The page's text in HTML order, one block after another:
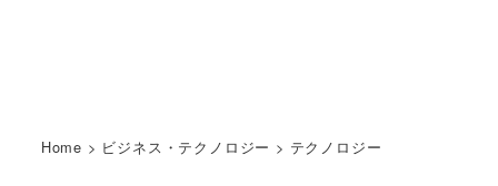
Home > ビジネス・テクノロジー > テクノロジー